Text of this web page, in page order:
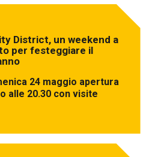
District, un weekend a
per festeggiare il
24 maggio apertura
alle 20.30 con visite